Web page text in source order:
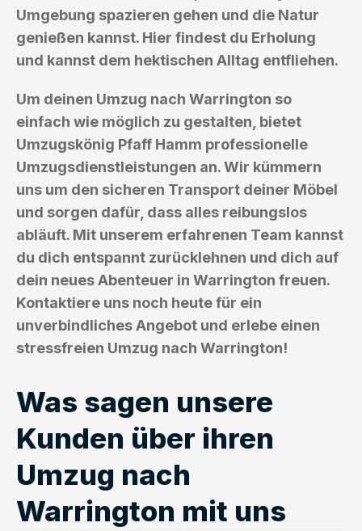
Umgebung spazieren gehen und die Natur
genießen kannst. Hier findest du Erholung
und kannst dem hektischen Alltag entfliehen.
Um deinen Umzug nach Warrington so
einfach wie möglich zu gestalten, bietet
Umzugskönig Pfaff Hamm professionelle
Umzugsdienstleistungen an. Wir kümmern
uns um den sicheren Transport deiner Möbel
und sorgen dafür, dass alles reibungslos
abläuft. Mit unserem erfahrenen Team kannst
du dich entspannt zurücklehnen und dich auf
dein neues Abenteuer in Warrington freuen.
Kontaktiere uns noch heute für ein
unverbindliches Angebot und erlebe einen
stressfreien Umzug nach Warrington!
Was sagen unsere
Kunden über ihren
Umzug nach
Warrington mit uns